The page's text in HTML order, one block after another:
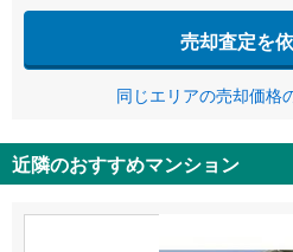
売却査定を
同じエリアの売却価格
近隣のおすすめマンション